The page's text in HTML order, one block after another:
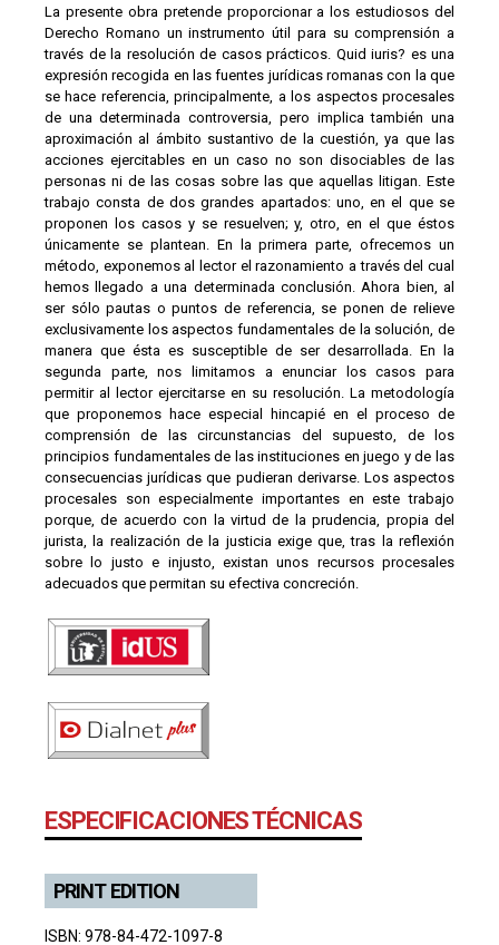
La presente obra pretende proporcionar a los estudiosos del
Derecho Romano un instrumento útil para su comprensión a
través de la resolución de casos prácticos. Quid iuris? es una
expresión recogida en las fuentes jurídicas romanas con la que
se hace referencia, principalmente, a los aspectos procesales
de una determinada controversia, pero implica también una
aproximación al ámbito sustantivo de la cuestión, ya que las
acciones ejercitables en un caso no son disociables de las
personas ni de las cosas sobre las que aquellas litigan. Este
trabajo consta de dos grandes apartados: uno, en el que se
proponen los casos y se resuelven; y, otro, en el que éstos
únicamente se plantean. En la primera parte, ofrecemos un
método, exponemos al lector el razonamiento a través del cual
hemos llegado a una determinada conclusión. Ahora bien, al
ser sólo pautas o puntos de referencia, se ponen de relieve
exclusivamente los aspectos fundamentales de la solución, de
manera que ésta es susceptible de ser desarrollada. En la
segunda parte, nos limitamos a enunciar los casos para
permitir al lector ejercitarse en su resolución. La metodología
que proponemos hace especial hincapié en el proceso de
comprensión de las circunstancias del supuesto, de los
principios fundamentales de las instituciones en juego y de las
consecuencias jurídicas que pudieran derivarse. Los aspectos
procesales son especialmente importantes en este trabajo
porque, de acuerdo con la virtud de la prudencia, propia del
jurista, la realización de la justicia exige que, tras la reflexión
sobre lo justo e injusto, existan unos recursos procesales
adecuados que permitan su efectiva concreción.
ESPECIFICACIONES TÉCNICAS
PRINT EDITION
ISBN: 978-84-472-1097-8